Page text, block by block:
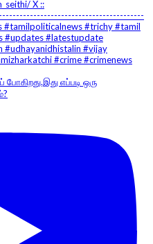
எப்படி ஒரு